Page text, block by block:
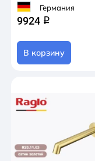
Германия
9924 q
В корзину